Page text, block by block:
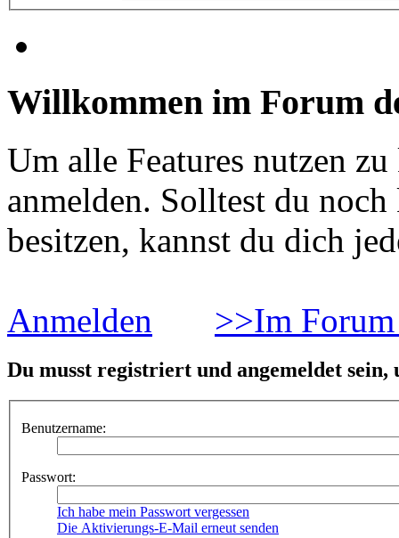
Willkommen im Forum
Um alle Features nutzen
anmelden. Solltest du
besitzen, kannst du dich
Anmelden >>Im
Du musst registriert und angemeldet
Benutzername:
Passwort:
Ich habe mein Passwort vergessen
Die Aktivierungs-E-Mail erneut senden